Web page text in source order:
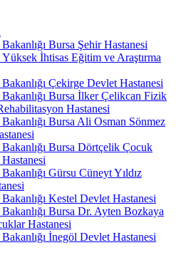
Bursa Şehir Hastanesi
İhtisas Eğitim ve Araştırma
Çekirge Devlet Hastanesi
Bakanlığı Bursa İlker Çelikcan Fizik
Hastanesi
Bursa Ali Osman Sönmez
Bakanlığı Bursa Dörtçelik Çocuk
Hastanesi
Gürsu Cüneyt Yıldız
Kestel Devlet Hastanesi
Bursa Dr. Ayten Bozkaya
Hastanesi
İnegöl Devlet Hastanesi